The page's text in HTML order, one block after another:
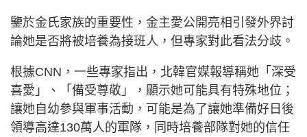
鑒於金氏家族的重要性，金主愛公開亮相引發外界討
論她是否將被培養為接班人，但專家對此看法分歧。
根據CNN，一些專家指出，北韓官媒報導稱她「深受
喜愛」、「備受尊敬」，顯示她可能具有特殊地位；
讓她自幼參與軍事活動，可能是為了讓她準備好日後
領導高達130萬人的軍隊，同時培養部隊對她的信任